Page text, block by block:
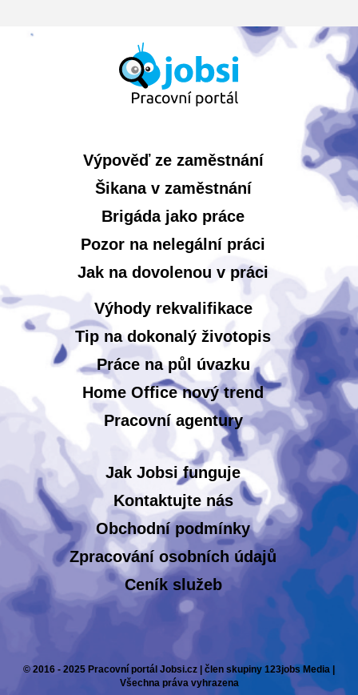
Výpověď ze zaměstnání
Šikana v zaměstnání
Brigáda jako práce
Pozor na nelegální práci
Jak na dovolenou v práci
Výhody rekvalifikace
Tip na dokonalý životopis
Práce na půl úvazku
Home Office nový trend
Pracovní agentury
Jak Jobsi funguje
Kontaktujte nás
Obchodní podmínky
Zpracování osobních údajů
Ceník služeb
© 2016 - 2025 Pracovní portál Jobsi.cz | člen skupiny 123jobs Media |
Všechna práva vyhrazena